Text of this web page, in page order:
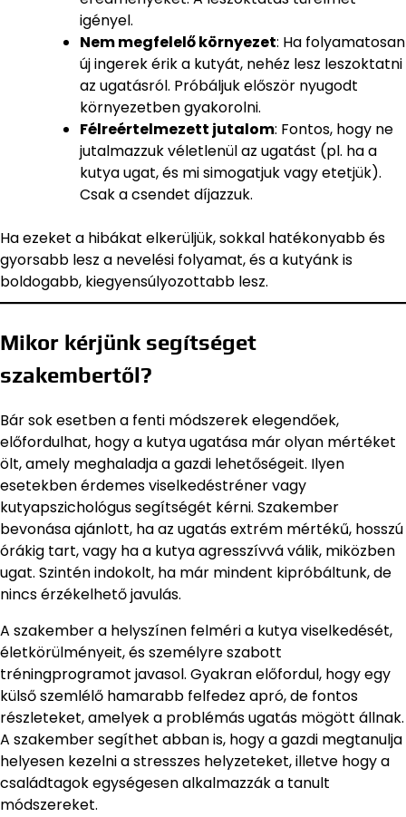
igényel.
Nem megfelelő környezet: Ha folyamatosan
új ingerek érik a kutyát, nehéz lesz leszoktatni
az ugatásról. Próbáljuk először nyugodt
környezetben gyakorolni.
Félreértelmezett jutalom: Fontos, hogy ne
jutalmazzuk véletlenül az ugatást (pl. ha a
kutya ugat, és mi simogatjuk vagy etetjük).
Csak a csendet díjazzuk.
Ha ezeket a hibákat elkerüljük, sokkal hatékonyabb és
gyorsabb lesz a nevelési folyamat, és a kutyánk is
boldogabb, kiegyensúlyozottabb lesz.
Mikor kérjünk segítséget
szakembertől?
Bár sok esetben a fenti módszerek elegendőek,
előfordulhat, hogy a kutya ugatása már olyan mértéket
ölt, amely meghaladja a gazdi lehetőségeit. Ilyen
esetekben érdemes viselkedéstréner vagy
kutyapszichológus segítségét kérni. Szakember
bevonása ajánlott, ha az ugatás extrém mértékű, hosszú
órákig tart, vagy ha a kutya agresszívvá válik, miközben
ugat. Szintén indokolt, ha már mindent kipróbáltunk, de
nincs érzékelhető javulás.
A szakember a helyszínen felméri a kutya viselkedését,
életkörülményeit, és személyre szabott
tréningprogramot javasol. Gyakran előfordul, hogy egy
külső szemlélő hamarabb felfedez apró, de fontos
részleteket, amelyek a problémás ugatás mögött állnak.
A szakember segíthet abban is, hogy a gazdi megtanulja
helyesen kezelni a stresszes helyzeteket, illetve hogy a
családtagok egységesen alkalmazzák a tanult
módszereket.